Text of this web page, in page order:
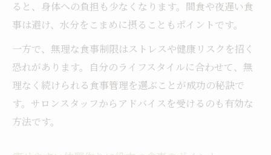
ると、身体への負担も少なくなります。間食や夜遅い食
事は避け、水分をこまめに摂ることもポイントです。
一方で、無理な食事制限はストレスや健康リスクを招く
恐れがあります。自分のライフスタイルに合わせて、無
理なく続けられる食事管理を選ぶことが成功の秘訣で
す。サロンスタッフからアドバイスを受けるのも有効な
方法です。